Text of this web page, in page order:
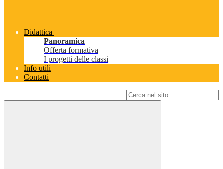
Didattica
Panoramica
Offerta formativa
I progetti delle classi
Info utili
Contatti